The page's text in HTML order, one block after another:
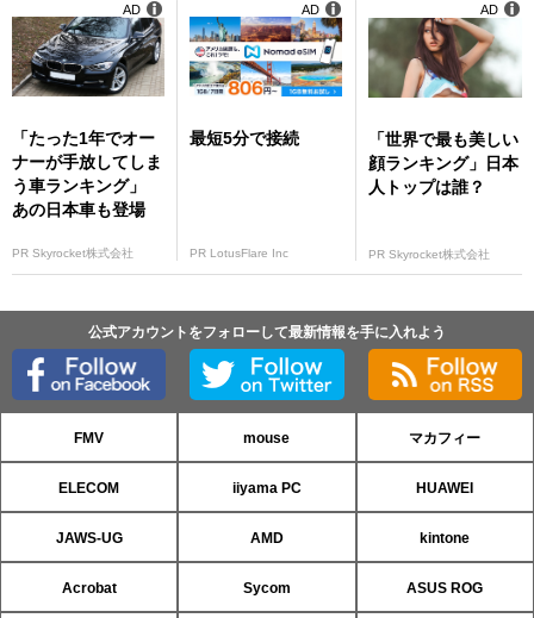
「たった1年でオー
ナーが手放してしま
う車ランキング」
あの日本車も登場
PR Skyrocket株式会社
AD
最短5分で接続
PR LotusFlare Inc
AD
「世界で最も美しい
顔ランキング」日本
人トップは誰？
PR Skyrocket株式会社
AD
公式アカウントをフォローして最新情報を手に入れよう
FMV mouse マカフィー
ELECOM iiyama PC HUAWEI
JAWS-UG AMD kintone
Acrobat Sycom ASUS ROG